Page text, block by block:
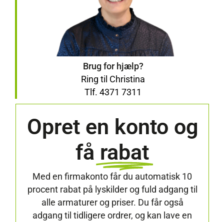
Brug for hjælp?
Ring til Christina
Tlf. 4371 7311
Opret en konto og
få rabat
Med en firmakonto får du automatisk 10
procent rabat på lyskilder og fuld adgang til
alle armaturer og priser. Du får også
adgang til tidligere ordrer, og kan lave en